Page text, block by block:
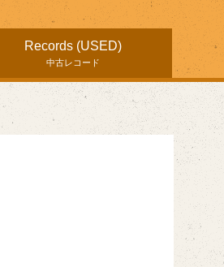
Records (USED)
中古レコード